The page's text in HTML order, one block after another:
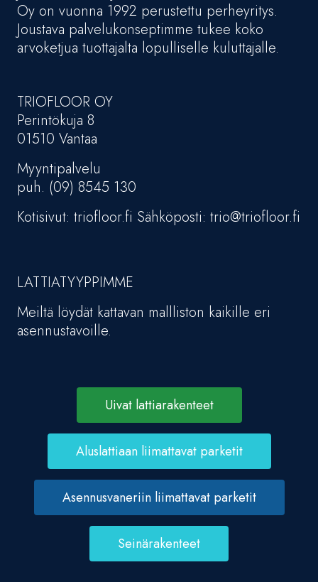
Oy on vuonna 1992 perustettu perheyritys.
Joustava palvelukonseptimme tukee koko
arvoketjua tuottajalta lopulliselle kuluttajalle.
TRIOFLOOR OY
Perintökuja 8
01510 Vantaa
Myyntipalvelu
puh. (09) 8545 130
Kotisivut: triofloor.fi Sähköposti: trio@triofloor.fi
LATTIATYYPPIMME
Meiltä löydät kattavan mallliston kaikille eri
asennustavoille.
Uivat lattiarakenteet
Aluslattiaan liimattavat parketit
Asennusvaneriin liimattavat parketit
Seinärakenteet